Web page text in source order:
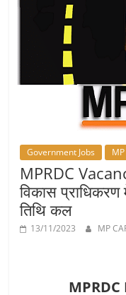
Job
Government Jobs
MPRDC
विकास प्राधिकरण
तिथि कल
13/11/2023 MP